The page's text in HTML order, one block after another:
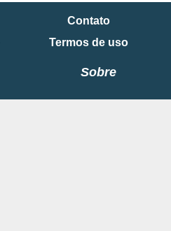
Contato
Termos de uso
Sobre